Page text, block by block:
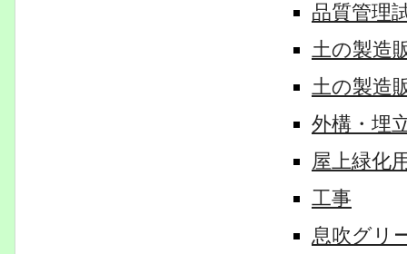
品質管理
土の製造
土の製造
外構・埋
屋上緑化
工事
息吹グリ